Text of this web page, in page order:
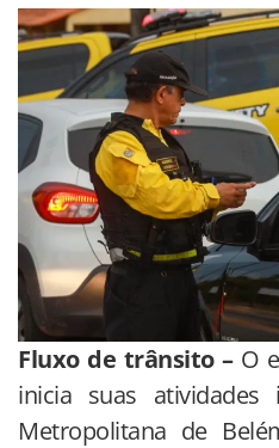
Fluxo de trânsito –O
inicia suas atividades
Metropolitana de